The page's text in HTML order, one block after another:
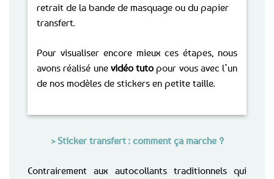
retrait de la bande de masquage ou du papier
transfert.
Pour visualiser encore mieux ces étapes, nous
avons réalisé une vidéo tutopour vous avec l’un
de nos modèles de stickers en petite taille.
> Sticker transfert : comment ça marche ?
Contrairement aux autocollants traditionnels qui